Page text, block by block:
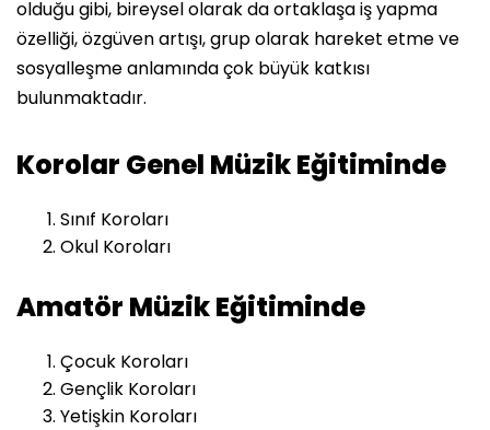
olduğu gibi, bireysel olarak da ortaklaşa iş yapma
özelliği, özgüven artışı, grup olarak hareket etme ve
sosyalleşme anlamında çok büyük katkısı
bulunmaktadır.
Korolar Genel Müzik Eğitiminde
Sınıf Koroları
Okul Koroları
Amatör Müzik Eğitiminde
Çocuk Koroları
Gençlik Koroları
Yetişkin Koroları